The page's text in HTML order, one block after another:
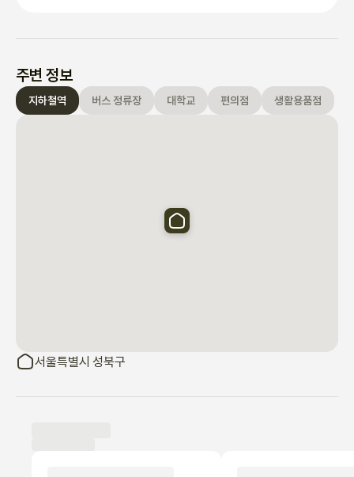
다.
이웃 민원이 발생할 경우 호스트의 추가 안내가 있을 수 있습니다.
외부 방문객의 출입은 허용되지 않습니다.
주변 정보
지하철역 버스 정류장 대학교 편의점 생활용품점
서울특별시 성북구